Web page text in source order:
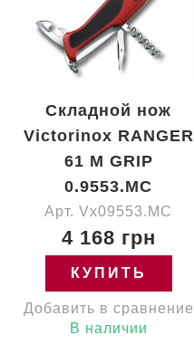
Складной нож
Victorinox RANGER
61 M GRIP
0.9553.MC
Арт. Vx09553.MC
4 168 грн
КУПИТЬ
Добавить в сравнение
В наличии